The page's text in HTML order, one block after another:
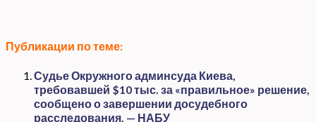
Публикации по теме:
Судье Окружного админсуда Киева,
требовавшей $10 тыс. за «правильное» решение,
сообщено о завершении досудебного
расследования, — НАБУ